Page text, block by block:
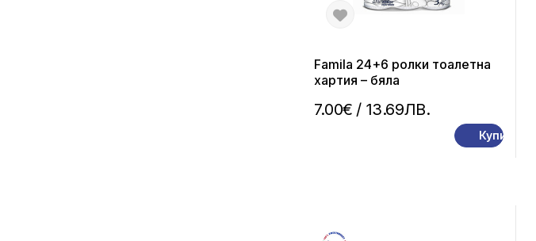
7.00€ / 13.69ЛВ.
Famila 24+6 ролки тоалетна
хартия – бяла
Купи